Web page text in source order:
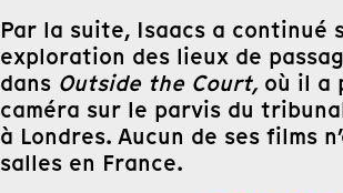
Par la suite, Isaacs a continué
exploration des lieux de
dans Outside the Court, où il a
caméra sur le parvis du
à Londres. Aucun de ses films
salles en France.